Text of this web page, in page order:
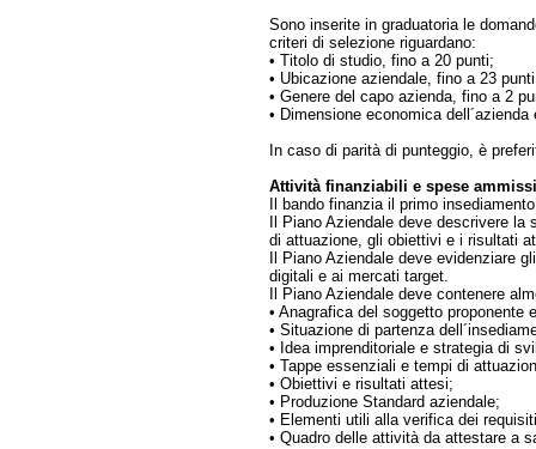
Sono inserite in graduatoria le
criteri di selezione riguardano:
• Titolo di studio, fino a 20 punti;
• Ubicazione aziendale, fino a 23
• Genere del capo azienda, fino a 2
• Dimensione economica
In caso di parità di punteggio, è
Attività finanziabili e spese
Il bando finanzia il primo
Il Piano Aziendale deve descrivere
di attuazione, gli obiettivi e i risultati
Il Piano Aziendale deve evidenziare
digitali e ai mercati target.
Il Piano Aziendale deve contenere
• Anagrafica del soggetto proponente
• Situazione di partenza
• Idea imprenditoriale e strategia di
• Tappe essenziali e tempi di
• Obiettivi e risultati attesi;
• Produzione Standard aziendale;
• Elementi utili alla verifica dei
• Quadro delle attività da attestare a